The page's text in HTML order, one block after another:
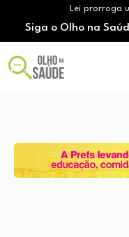
Lei prorroga
Brasil registra
O Monte
Aleitamento materno:
Medicamento
Siga o Olho na